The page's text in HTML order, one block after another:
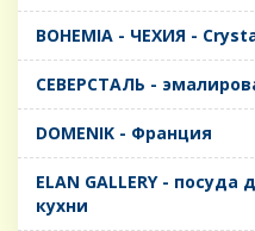
BOHEMIA - ЧЕХИЯ -
CЕВЕРСТАЛЬ -
DOMENIK - Франция
ELAN GALLERY -
кухни